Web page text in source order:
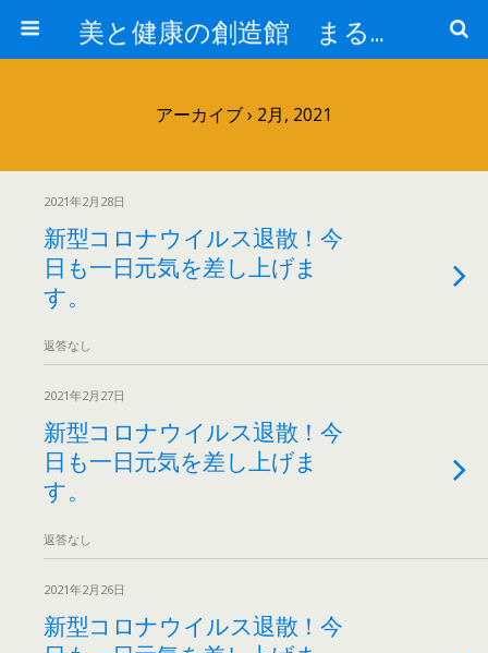
美と健康の創造館 まるとみ薬品 ぐんまの薬屋 芳さんのブログ
アーカイブ › 2月, 2021
2021年2月28日
新型コロナウイルス退散！今
日も一日元気を差し上げま
す。
返答なし
2021年2月27日
新型コロナウイルス退散！今
日も一日元気を差し上げま
す。
返答なし
2021年2月26日
新型コロナウイルス退散！今